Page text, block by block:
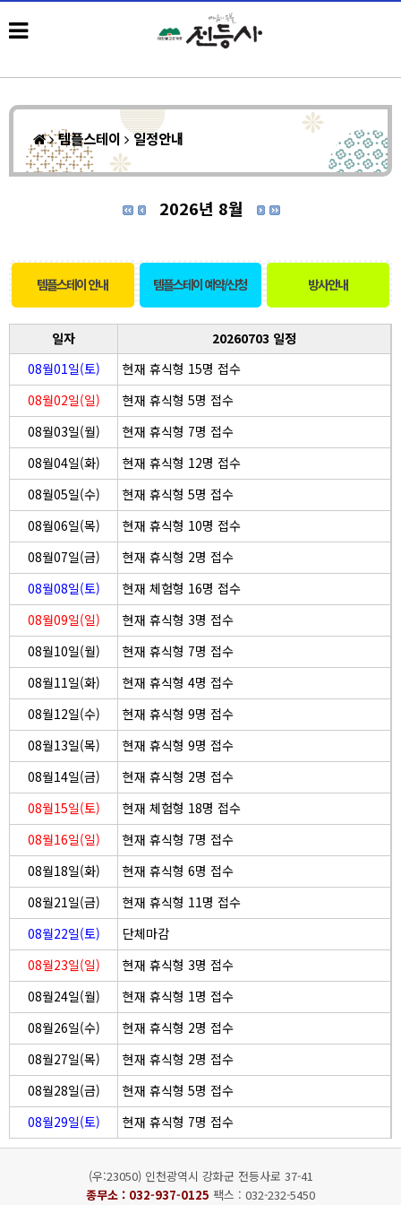
템플스테이 일정안내
2026년 8월
템플스테이 안내 템플스테이 예약/신청 방사안내
일자
20260703 일정
08월01일(토)
현재 휴식형 15명 접수
08월02일(일)
현재 휴식형 5명 접수
08월03일(월)
현재 휴식형 7명 접수
08월04일(화)
현재 휴식형 12명 접수
08월05일(수)
현재 휴식형 5명 접수
08월06일(목)
현재 휴식형 10명 접수
08월07일(금)
현재 휴식형 2명 접수
08월08일(토)
현재 체험형 16명 접수
08월09일(일)
현재 휴식형 3명 접수
08월10일(월)
현재 휴식형 7명 접수
08월11일(화)
현재 휴식형 4명 접수
08월12일(수)
현재 휴식형 9명 접수
08월13일(목)
현재 휴식형 9명 접수
08월14일(금)
현재 휴식형 2명 접수
08월15일(토)
현재 체험형 18명 접수
08월16일(일)
현재 휴식형 7명 접수
08월18일(화)
현재 휴식형 6명 접수
08월21일(금)
현재 휴식형 11명 접수
08월22일(토)
단체마감
08월23일(일)
현재 휴식형 3명 접수
08월24일(월)
현재 휴식형 1명 접수
08월26일(수)
현재 휴식형 2명 접수
08월27일(목)
현재 휴식형 2명 접수
08월28일(금)
현재 휴식형 5명 접수
08월29일(토)
현재 휴식형 7명 접수
(우:23050) 인천광역시 강화군 전등사로 37-41
종무소 : 032-937-0125 팩스 : 032-232-5450